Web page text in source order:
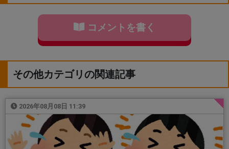
コメントを書く
その他カテゴリの関連記事
2026年08月08日 11:39